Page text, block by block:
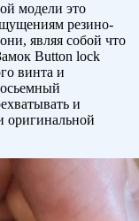
модели это
резино-
являя собой что
Button lock
винта и
и
оригинальной